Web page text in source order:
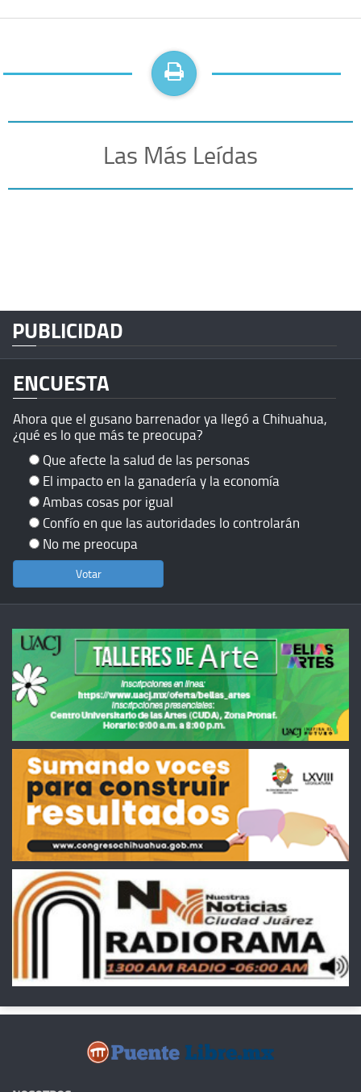
Las Más Leídas
PUBLICIDAD
ENCUESTA
Ahora que el gusano barrenador ya llegó a Chihuahua,
¿qué es lo que más te preocupa?
Que afecte la salud de las personas
El impacto en la ganadería y la economía
Ambas cosas por igual
Confío en que las autoridades lo controlarán
No me preocupa